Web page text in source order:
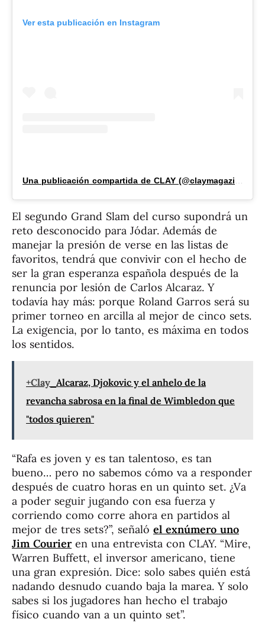
Ver esta publicación en Instagram
Una publicación compartida de CLAY (@claymagazine_)
El segundo Grand Slam del curso supondrá un
reto desconocido para Jódar. Además de
manejar la presión de verse en las listas de
favoritos, tendrá que convivir con el hecho de
ser la gran esperanza española después de la
renuncia por lesión de Carlos Alcaraz. Y
todavía hay más: porque Roland Garros será su
primer torneo en arcilla al mejor de cinco sets.
La exigencia, por lo tanto, es máxima en todos
los sentidos.
+Clay Alcaraz, Djokovic y el anhelo de la
revancha sabrosa en la final de Wimbledon que
"todos quieren"
“Rafa es joven y es tan talentoso, es tan
bueno… pero no sabemos cómo va a responder
después de cuatro horas en un quinto set. ¿Va
a poder seguir jugando con esa fuerza y
corriendo como corre ahora en partidos al
mejor de tres sets?”, señaló el exnúmero uno
Jim Courieren una entrevista con CLAY. “Mire,
Warren Buffett, el inversor americano, tiene
una gran expresión. Dice: solo sabes quién está
nadando desnudo cuando baja la marea. Y solo
sabes si los jugadores han hecho el trabajo
físico cuando van a un quinto set”.